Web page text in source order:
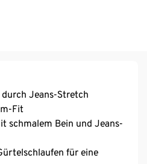
Jeans-Stretch
Fit
schmalem Bein und Jeans-
für eine